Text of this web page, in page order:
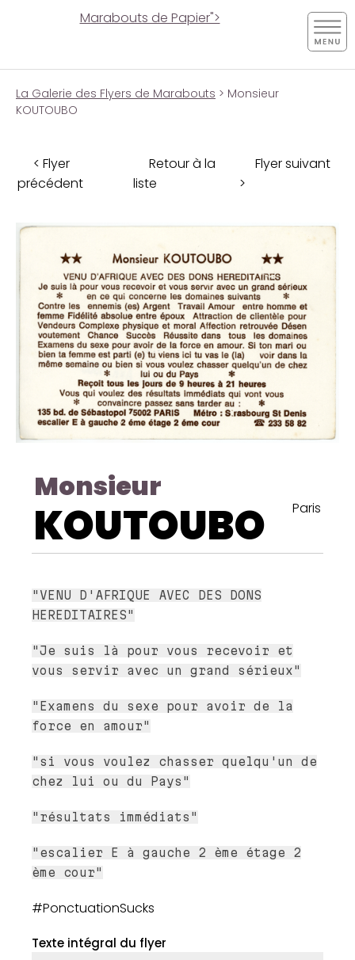
Marabouts de Papier">
La Galerie des Flyers de Marabouts > Monsieur
KOUTOUBO
< Flyer
précédent
Retour à la
liste
Flyer suivant
>
Monsieur
KOUTOUBO Paris
"VENU D'AFRIQUE AVEC DES DONS
HEREDITAIRES"
"Je suis là pour vous recevoir et
vous servir avec un grand sérieux"
"Examens du sexe pour avoir de la
force en amour"
"si vous voulez chasser quelqu'un de
chez lui ou du Pays"
"résultats immédiats"
"escalier E à gauche 2 ème étage 2
ème cour"
#PonctuationSucks
Texte intégral du flyer